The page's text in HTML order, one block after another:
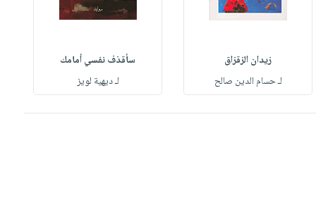
زيدان الزقزاق
لـ حسام الدين صالح
سأقذف نفسي أمامك
لـ ديهية لويز